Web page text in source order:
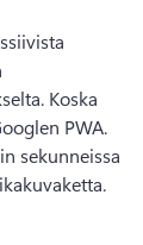
Koska
PWA.
sekunneissa